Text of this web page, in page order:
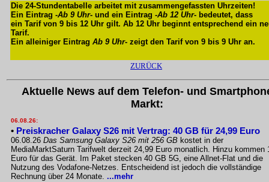
Die 24-Stundentabelle arbeitet mit zusammengefassten Uhrzeiten!
Ein Eintrag -Ab 9 Uhr- und ein Eintrag -Ab 12 Uhr- bedeutet, dass
ein Tarif von 9 bis 12 Uhr gilt. Ab 12 Uhr beginnt entsprechend ein
Tarif.
Ein alleiniger Eintrag Ab 9 Uhr- zeigt den Tarif von 9 bis 9 Uhr an.
ZURÜCK
Aktuelle News auf dem Telefon- und
Markt:
06.08.26:
• Preiskracher Galaxy S26 mit Vertrag: 40 GB für 24,99 Euro
06.08.26 Das Samsung Galaxy S26 mit 256 GB kostet in der
MediaMarktSaturn Tarifwelt derzeit 24,99 Euro monatlich. Hinzu kommen
Euro für das Gerät. Im Paket stecken 40 GB 5G, eine Allnet-Flat und die
Nutzung des Vodafone-Netzes. Entscheidend ist jedoch die vollständige
Rechnung über 24 Monate. ...mehr